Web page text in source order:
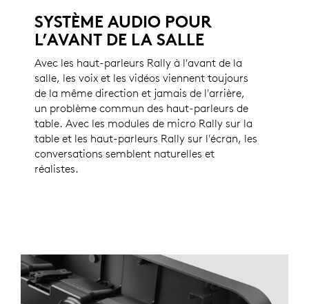
SYSTÈME AUDIO POUR
L’AVANT DE LA SALLE
Avec les haut-parleurs Rally à l'avant de la
salle, les voix et les vidéos viennent toujours
de la même direction et jamais de l'arrière,
un problème commun des haut-parleurs de
table. Avec les modules de micro Rally sur la
table et les haut-parleurs Rally sur l'écran, les
conversations semblent naturelles et
réalistes.